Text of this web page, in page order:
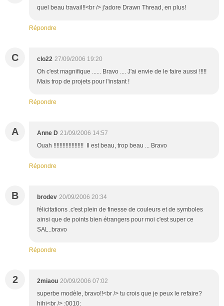
quel beau travail!!<br /> j'adore Drawn Thread, en plus!
Répondre
C clo22 27/09/2006 19:20
Oh c'est magnifique ...... Bravo .... J'ai envie de le faire aussi !!!!!
Mais trop de projets pour l'instant !
Répondre
A Anne D 21/09/2006 14:57
Ouah !!!!!!!!!!!!!!!!!!!! Il est beau, trop beau ... Bravo
Répondre
B brodev 20/09/2006 20:34
félicitations .c'est plein de finesse de couleurs et de symboles
ainsi que de points bien étrangers pour moi c'est super ce
SAL..bravo
Répondre
2 2miaou 20/09/2006 07:02
superbe modèle, bravo!!<br /> tu crois que je peux le refaire?
hihi<br /> :0010: